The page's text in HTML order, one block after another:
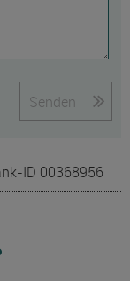
Senden
ID 00368956